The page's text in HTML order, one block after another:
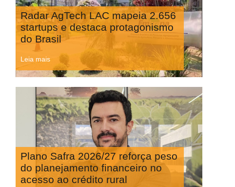
Radar AgTech LAC mapeia 2.656
startups e destaca protagonismo
do Brasil
Leia mais
Plano Safra 2026/27 reforça peso
do planejamento financeiro no
acesso ao crédito rural